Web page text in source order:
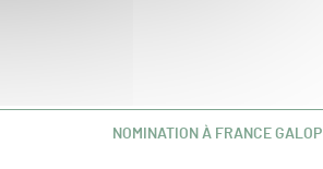
ARTICLE
NOMINATION À FRANCE GALOP